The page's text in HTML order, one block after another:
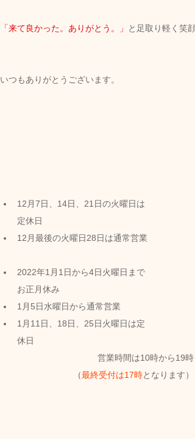
「来て良かった。ありがとう。」 と足取り軽く笑
いつもありがとうございます。
12月7日、14日、21日の火曜日は
定休日
12月最後の火曜日28日は通常営業
2022年1月1日から4日火曜日まで
お正月休み
1月5日水曜日から通常営業
1月11日、18日、25日火曜日は定
休日
営業時間は10時から19時
（最終受付は17時となります）